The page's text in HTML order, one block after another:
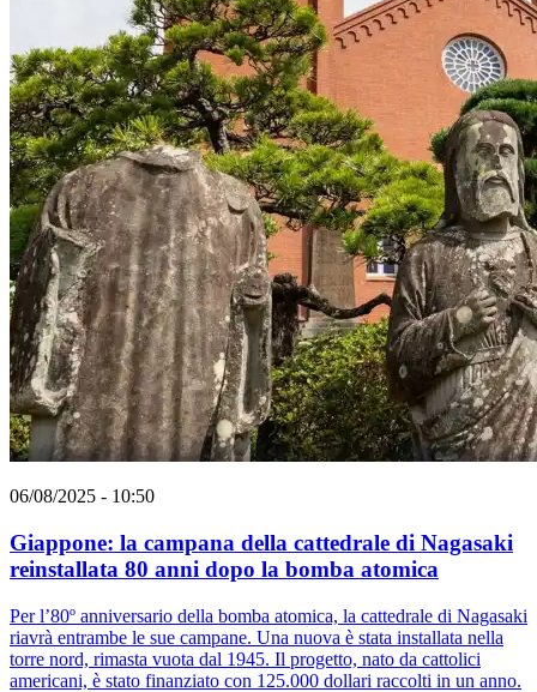
06/08/2025 - 10:50
Giappone: la campana della cattedrale di Nagasaki
reinstallata 80 anni dopo la bomba atomica
Per l’80º anniversario della bomba atomica, la cattedrale di Nagasaki
riavrà entrambe le sue campane. Una nuova è stata installata nella
torre nord, rimasta vuota dal 1945. Il progetto, nato da cattolici
americani, è stato finanziato con 125.000 dollari raccolti in un anno.